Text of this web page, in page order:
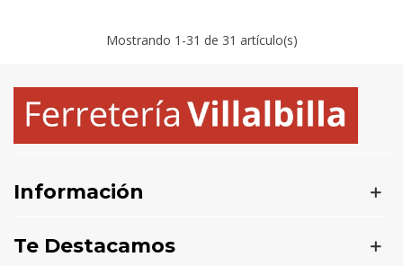
Mostrando 1 -31 de 31 artículo(s)
Información
Te Destacamos